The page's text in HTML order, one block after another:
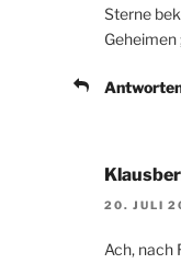
Sterne
Geheimen
20. JULI
Ach, nach